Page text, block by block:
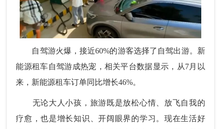
自驾游火爆，接近60%的游客选择了自驾出游。新
能源租车自驾游成热宠，相关平台数据显示，从7月以
来，新能源租车订单同比增长46%。
无论大人小孩，旅游既是放松心情、放飞自我的
疗愈，也是增长知识、开阔眼界的学习。现在生活好